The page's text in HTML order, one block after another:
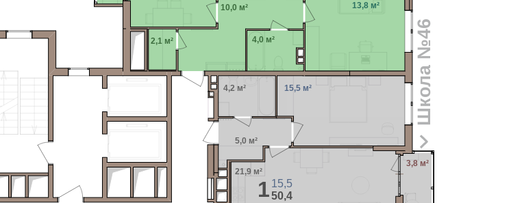
13,8 м²
4,0 м²
10,0 м²
21,9 м²
4,2 м²
3,8 м²
15,5 м²
5,0 м²
2,1 м²
1 15,5
50,4
Школа №46